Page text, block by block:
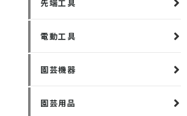
先端工具
電動工具
園芸機器
園芸用品